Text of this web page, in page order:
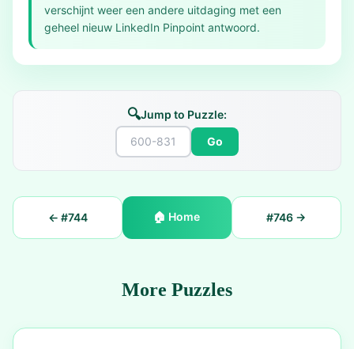
verschijnt weer een andere uitdaging met een
geheel nieuw LinkedIn Pinpoint antwoord.
🔍Jump to Puzzle:
Go
← #744 🏠 Home #746 →
More Puzzles